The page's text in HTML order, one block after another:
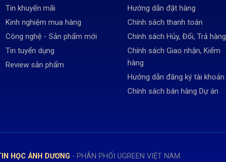
Tin khuyến mãi
Kinh nghiệm mua hàng
Công nghệ - Sản phẩm mới
Tin tuyển dụng
Review sản phẩm
Hướng dẫn đặt hàng
Chính sách thanh toán
Chính sách Hủy, Đổi, Trả hàng
Chính sách Giao nhận, Kiểm
hàng
Hướng dẫn đăng ký tài khoản
Chính sách bán hàng Dự án
HỌC ÁNH DƯƠNG - PHÂN PHỐI UGREEN VIỆT NAM